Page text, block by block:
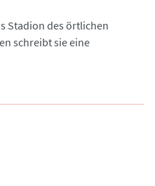
Stadion des örtlichen
schreibt sie eine